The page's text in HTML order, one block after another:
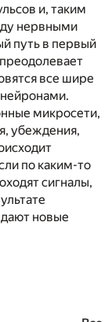
и, таким
нервными
путь в первый
все шире
микросети,
убеждения,
по каким-то
сигналы,
новые